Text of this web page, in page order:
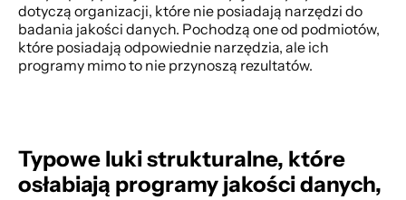
dotyczą organizacji, które nie posiadają narzędzi do
badania jakości danych. Pochodzą one od podmiotów,
które posiadają odpowiednie narzędzia, ale ich
programy mimo to nie przynoszą rezultatów.
Typowe luki strukturalne, które
osłabiają programy jakości danych,